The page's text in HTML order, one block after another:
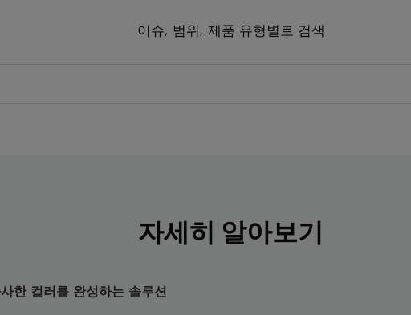
이슈, 범위, 제품 유형별로 검색
자세히 알아보기
한 컬러를 완성하는 솔루션